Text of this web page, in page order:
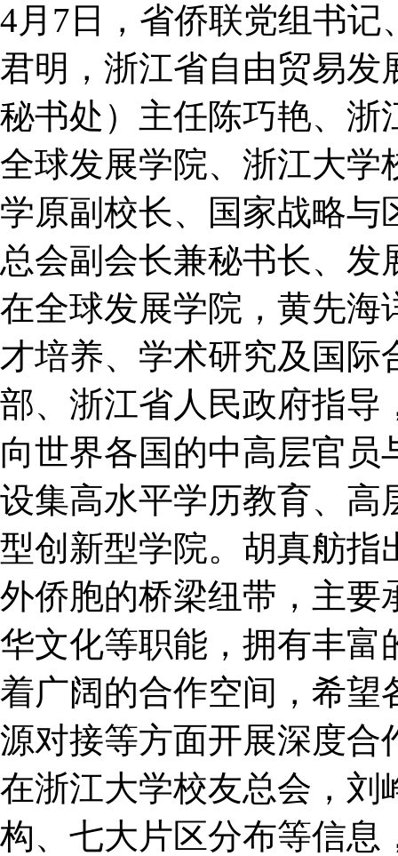
4月7日，省侨联党组书
君明，浙江省自由贸易发
秘书处）主任陈巧艳、浙
全球发展学院、浙江大学
学原副校长、国家战略与
总会副会长兼秘书长、发
在全球发展学院，黄先海
才培养、学术研究及国
部、浙江省人民政府指导
向世界各国的中高层官
设集高水平学历教育、高
型创新型学院。胡真舫指
外侨胞的桥梁纽带，主要
华文化等职能，拥有丰富
着广阔的合作空间，希望
源对接等方面开展深度合
在浙江大学校友总会，刘
构、七大片区分布等信息